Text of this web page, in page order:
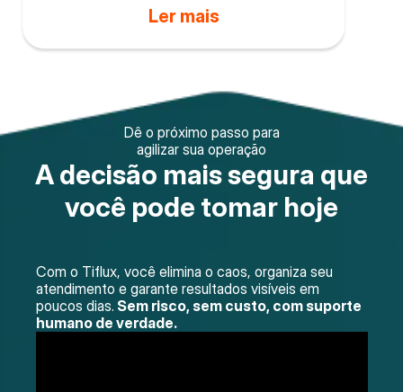
Ler mais
Dê o próximo passo para
agilizar sua operação
A decisão mais segura que
você pode tomar hoje
Com o Tiflux, você elimina o caos, organiza seu
atendimento e garante resultados visíveis em
poucos dias. Sem risco, sem custo, com suporte
humano de verdade.